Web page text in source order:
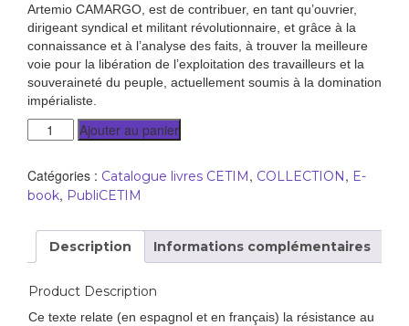
Artemio CAMARGO, est de contribuer, en tant qu’ouvrier,
dirigeant syndical et militant révolutionnaire, et grâce à la
connaissance et à l’analyse des faits, à trouver la meilleure
voie pour la libération de l’exploitation des travailleurs et la
souveraineté du peuple, actuellement soumis à la domination
impérialiste.
Ajouter au panier
Catégories : Catalogue livres CETIM , COLLECTION , E-
book, PubliCETIM
Description Informations complémentaires
Product Description
Ce texte relate (en espagnol et en français) la résistance au